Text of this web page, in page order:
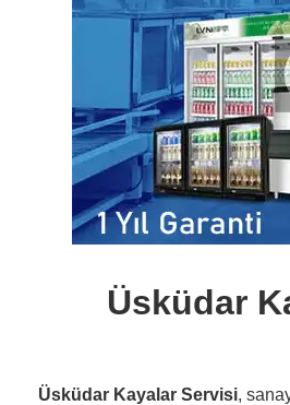
Üsküdar
Üsküdar Kayalar Servisi,